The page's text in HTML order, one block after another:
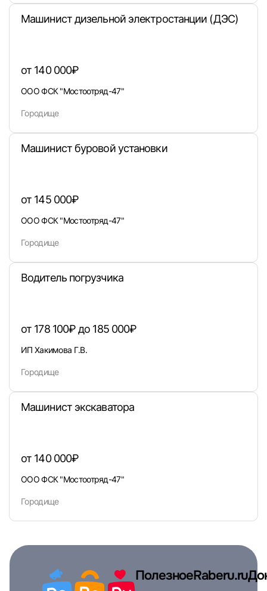
Войти с VK ID
Машинист дизельной электростанции (ДЭС)
от 140 000₽
ООО ФСК "Мостоотряд-47"
Городище
Машинист буровой установки
от 145 000₽
ООО ФСК "Мостоотряд-47"
Городище
Водитель погрузчика
от 178 100₽ до 185 000₽
ИП Хакимова Г.В.
Городище
Машинист экскаватора
от 140 000₽
ООО ФСК "Мостоотряд-47"
Городище
ПолезноеRaberu.ru